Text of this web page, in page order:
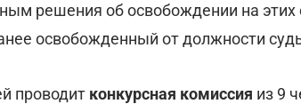
решения об освобождении на
освобожденный от должности
проводит конкурсная комиссия из 9